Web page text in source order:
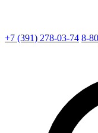
+7 (391) 278-03-74 8-